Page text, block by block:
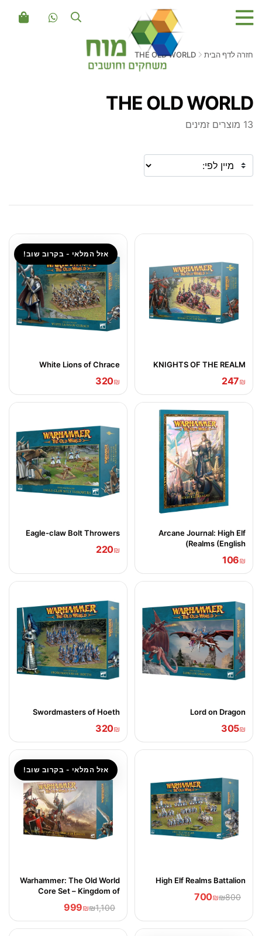
חזרה לדף הבית THE OLD WORLD
THE OLD WORLD
13 מוצרים זמינים
KNIGHTS OF THE REALM
₪
247
אזל המלאי - בקרוב שוב!
White Lions of Chrace
₪
320
Arcane Journal: High Elf
Realms (English)
₪
106
Eagle-claw Bolt Throwers
₪
220
Lord on Dragon
₪
305
Swordmasters of Hoeth
₪
320
High Elf Realms Battalion
₪800
₪
700
אזל המלאי - בקרוב שוב!
Warhammer: The Old World
Core Set – Kingdom of
₪1,100
₪
999